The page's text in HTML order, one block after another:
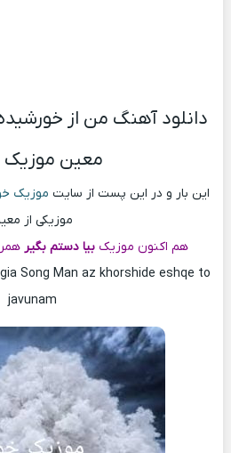
دانلود آهنگ من از
معین موزیک
این بار و در این پست از سایت موزیک
موزیکی از
هم اکنون موزیک بیا دستم بگیر
Song Man az khorshide eshqe to
javunam